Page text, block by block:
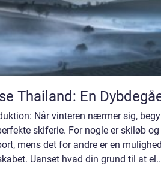
Thailand: En
Når vinteren nærmer sig,
skiferie. For nogle er skiløb
mens det for andre er en
Uanset hvad din grund til at